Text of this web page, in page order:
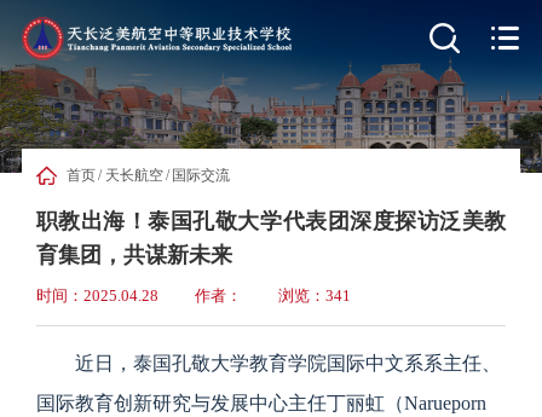
 
首页/ 天长航空/ 国际交流
职教出海！泰国孔敬大学代表团深度探访泛美教
育集团，共谋新未来
时间：2025.04.28 作者： 浏览：341
近日，泰国孔敬大学教育学院国际中文系系主任、
国际教育创新研究与发展中心主任丁丽虹（Narueporn